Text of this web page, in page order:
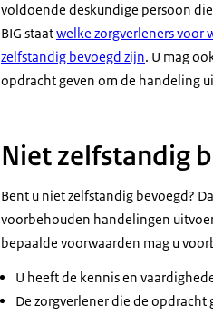
voldoende deskundige persoon
BIG staatwelke zorgverleners
zelfstandig bevoegd zijn. U mag
opdracht geven om de handeling
Niet zelfstandig
Bent u niet zelfstandig bevoegd?
voorbehouden handelingen
bepaalde voorwaarden mag u
U heeft de kennis en
De zorgverlener die de